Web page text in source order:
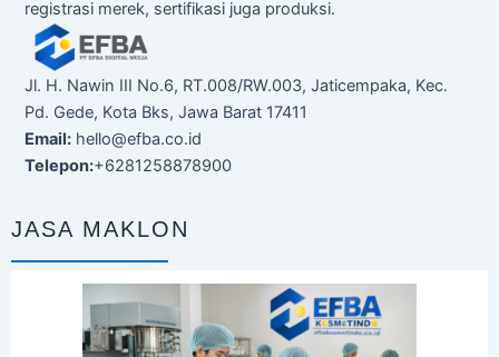
registrasi merek, sertifikasi juga produksi.
Jl. H. Nawin III No.6, RT.008/RW.003, Jaticempaka, Kec.
Pd. Gede, Kota Bks, Jawa Barat 17411
Email: hello@efba.co.id
Telepon:+6281258878900
JASA MAKLON